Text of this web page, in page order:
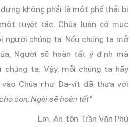
không phải là một phế thải bị
tuyệt tác. Chúa luôn có mục
người chúng ta. Nếu chúng ta mở
Người sẽ hoàn tất ý định mà
ta. Vậy, mỗi chúng ta hãy
Chúa như Đa-vít đã thưa với
con, Ngài sẽ hoàn tất.”
Lm. An-tôn Trần Văn Phú